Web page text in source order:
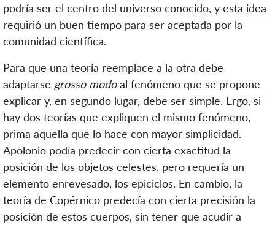
podría ser el centro del universo conocido, y esta idea
requirió un buen tiempo para ser aceptada por la
comunidad científica.
Para que una teoría reemplace a la otra debe
adaptarse grosso modoal fenómeno que se propone
explicar y, en segundo lugar, debe ser simple. Ergo, si
hay dos teorías que expliquen el mismo fenómeno,
prima aquella que lo hace con mayor simplicidad.
Apolonio podía predecir con cierta exactitud la
posición de los objetos celestes, pero requería un
elemento enrevesado, los epiciclos. En cambio, la
teoría de Copérnico predecía con cierta precisión la
posición de estos cuerpos, sin tener que acudir a